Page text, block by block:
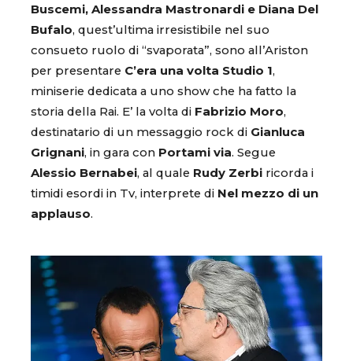
Buscemi, Alessandra Mastronardi e Diana Del
Bufalo, quest’ultima irresistibile nel suo
consueto ruolo di “svaporata”, sono all’Ariston
per presentare C’era una volta Studio 1,
miniserie dedicata a uno show che ha fatto la
storia della Rai. E’ la volta di Fabrizio Moro,
destinatario di un messaggio rock di Gianluca
Grignani, in gara con Portami via. Segue
Alessio Bernabei, al quale Rudy Zerbi ricorda i
timidi esordi in Tv, interprete di Nel mezzo di un
applauso.